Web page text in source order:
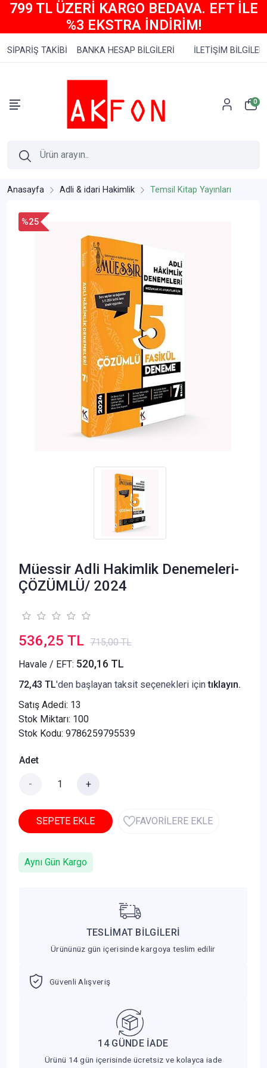
799 TL ÜZERİ KARGO BEDAVA. EFT İLE
%3 EKSTRA İNDİRİM!
SİPARİŞ TAKİBİ BANKA HESAP BİLGİLERİ İLETİŞİM BİLGİLERİ
0
Anasayfa Adli & idari Hakimlik Temsil Kitap Yayınları
%25
Müessir Adli Hakimlik Denemeleri-
ÇÖZÜMLÜ/ 2024
536,25 TL 715,00 TL
Havale / EFT: 520,16 TL
72,43 TL'den başlayan taksit seçenekleri içintıklayın.
Satış Adedi: 13
Stok Miktarı: 100
Stok Kodu: 9786259795539
Adet
- +
SEPETE EKLE FAVORİLERE EKLE
Aynı Gün Kargo
TESLİMAT BİLGİLERİ
Ürününüz gün içerisinde kargoya teslim edilir
Güvenli Alışveriş
14 GÜNDE İADE
Ürünü 14 gün içerisinde ücretsiz ve kolayca iade